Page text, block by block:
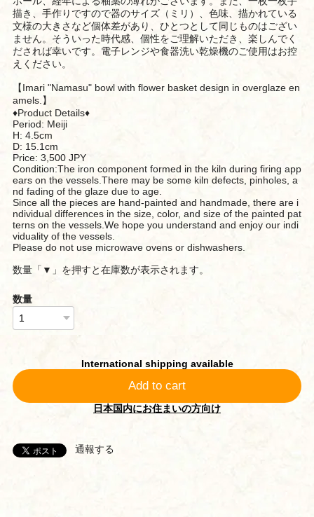
描き、手作りですので器のサイズ（ミリ）、色味、描かれている
文様の大きさなど個体差があり、ひとつとして同じものはござい
ません。そういった時代感、個性をご理解いただき、楽しんでく
だされば幸いです。電子レンジや食器洗い乾燥機のご使用はお控
えください。
【Imari "Namasu" bowl with flower basket design in overglaze en
amels.】
♦︎Product Details♦︎
Period: Meiji
H: 4.5cm
D: 15.1cm
Price: 3,500 JPY
Condition:The iron component formed in the kiln during firing app
ears on the vessels.There may be some kiln defects, pinholes, a
nd fading of the glaze due to age.
Since all the pieces are hand-painted and handmade, there are i
ndividual differences in the size, color, and size of the painted pat
terns on the vessels.We hope you understand and enjoy our indi
viduality of the vessels.
Please do not use microwave ovens or dishwashers.
数量「▼」を押すと在庫数が表示されます。
数量
International shipping available
Add to cart
日本国内にお住まいの方向け
通報する